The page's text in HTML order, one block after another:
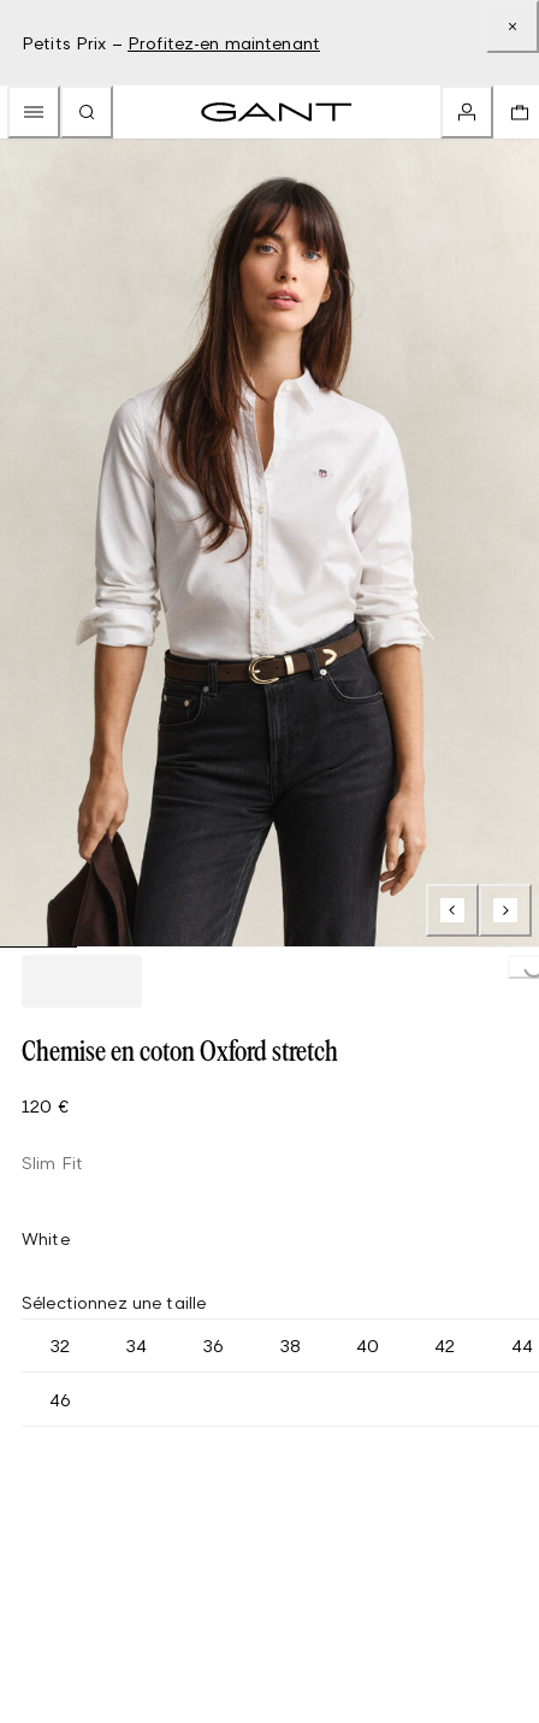
Petits Prix – Profitez-en maintenant
Loading...
Chemise en coton Oxford stretch
120 €
Slim Fit
White
Sélectionnez une taille
32 34 36 38 40 42 44
46